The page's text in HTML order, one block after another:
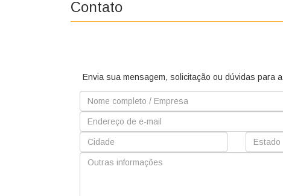
Contato
Envia sua mensagem, solicitação ou dúvidas para a